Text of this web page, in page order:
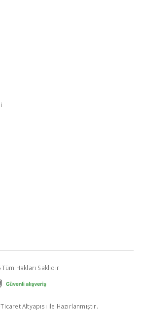
Hakları Saklıdır
Ticaret Altyapısı ile Hazırlanmıştır.